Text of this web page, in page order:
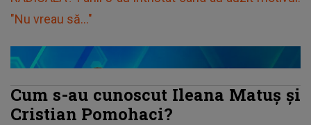
"Nu vreau să..."
Cum s-au cunoscut Ileana Matuș și
Cristian Pomohaci?